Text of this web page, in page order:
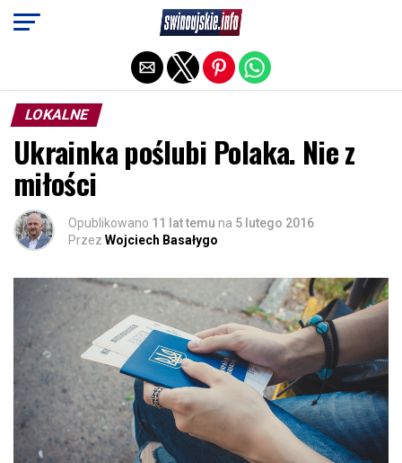
LOKALNE
Ukrainka poślubi Polaka. Nie z
miłości
Opublikowano 11 lat temu na 5 lutego 2016
Przez Wojciech Basałygo
Exit mobile version